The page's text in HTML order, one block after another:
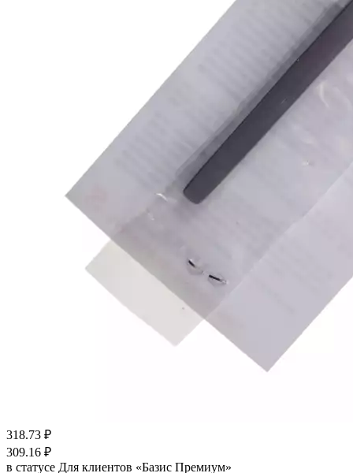
318.73 ₽
309.16 ₽
в статусе Для клиентов «Базис Премиум»